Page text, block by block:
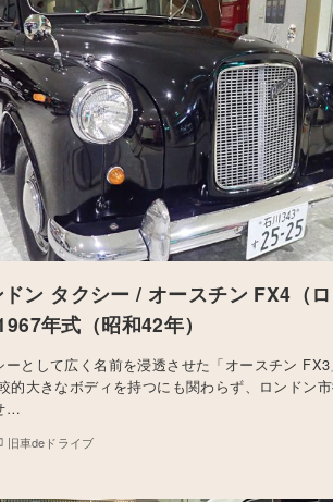
ン タクシー / オースチン FX4（
年式（昭和42年）
ーとして広く名前を浸透させた「オースチン
的大きなボディを持つにも関わらず、ロンドン
…
旧車deドライブ